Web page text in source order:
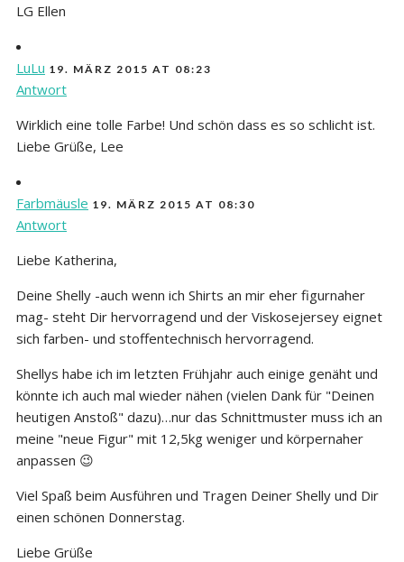
LG Ellen
LuLu 19. MÄRZ 2015 AT 08:23
Antwort
Wirklich eine tolle Farbe! Und schön dass es so schlicht ist.
Liebe Grüße, Lee
Farbmäusle 19. MÄRZ 2015 AT 08:30
Antwort
Liebe Katherina,
Deine Shelly -auch wenn ich Shirts an mir eher figurnaher
mag- steht Dir hervorragend und der Viskosejersey eignet
sich farben- und stoffentechnisch hervorragend.
Shellys habe ich im letzten Frühjahr auch einige genäht und
könnte ich auch mal wieder nähen (vielen Dank für "Deinen
heutigen Anstoß" dazu)…nur das Schnittmuster muss ich an
meine "neue Figur" mit 12,5kg weniger und körpernaher
anpassen 😉
Viel Spaß beim Ausführen und Tragen Deiner Shelly und Dir
einen schönen Donnerstag.
Liebe Grüße